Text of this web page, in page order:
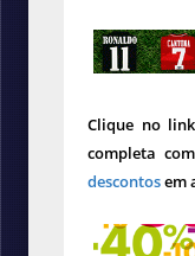
Clique no
completa
descontosem